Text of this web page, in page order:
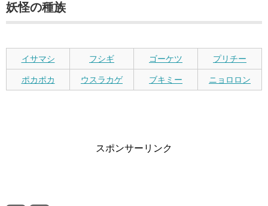
妖怪の種族
イサマシ フシギ ゴーケツ プリチー
ポカポカ ウスラカゲ ブキミー ニョロロン
スポンサーリンク